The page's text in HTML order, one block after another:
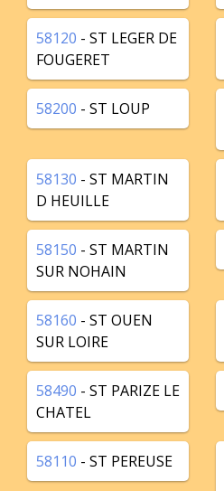
58120 - ST LEGER DE
FOUGERET
58200 - ST LOUP
58130 - ST MARTIN
D HEUILLE
58150 - ST MARTIN
SUR NOHAIN
58160 - ST OUEN
SUR LOIRE
58490 - ST PARIZE LE
CHATEL
58110 - ST PEREUSE